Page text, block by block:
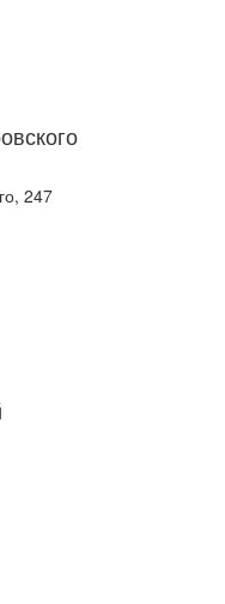
247